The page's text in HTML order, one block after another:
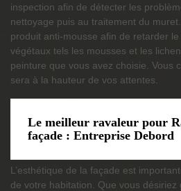
inspection afin de détecter les
nettoyage puis au traitement du
produit anti-mousse afin de retarder
végétaux tels les mousses et les
peinture que vous avez choisie. Vous
sera à la hauteur de vos attentes.
Le meilleur ravaleur pour
façade : Entreprise Debord
L’esthétique de la façade est
de votre habitation. Que vous